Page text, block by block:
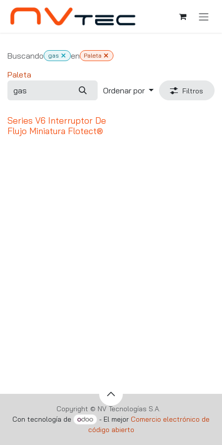
Ir al contenido
Buscando gas en Paleta
Paleta
Ordenar por
Filtros
Series V6 Interruptor De
Flujo Miniatura Flotect®
Copyright © NV Tecnologías S.A.
Con tecnología de
- El mejor Comercio electrónico de
código abierto